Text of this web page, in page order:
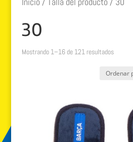
30
Mostrando 1–16 de 121 resultadosOrdenado